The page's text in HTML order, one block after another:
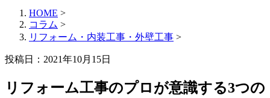
HOME >
コラム >
リフォーム・内装工事・外壁工事 >
投稿日：2021年10月15日
リフォーム工事のプロが意識する3つの